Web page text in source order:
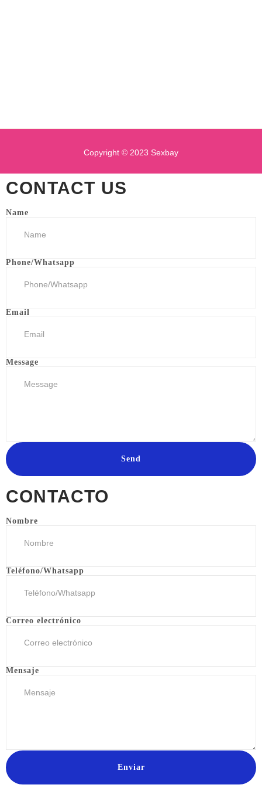
Copyright © 2023 Sexbay
CONTACT US
Name
Phone/Whatsapp
Email
Message
Send
CONTACTO
Nombre
Teléfono/Whatsapp
Correo electrónico
Mensaje
Enviar